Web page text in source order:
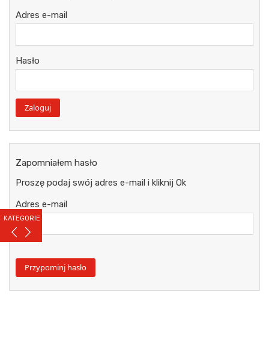
KATEGORIE
Adres e-mail
Hasło
Zapomniałem hasło
Proszę podaj swój adres e-mail i kliknij Ok
Adres e-mail